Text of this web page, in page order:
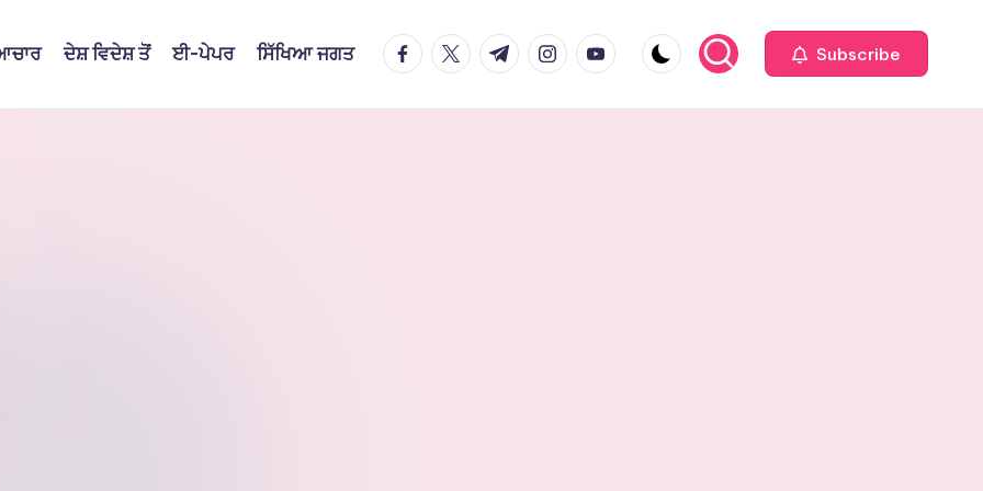
ਦੇਸ਼ ਵਿਦੇਸ਼ ਤੋਂ ਈ-ਪੇਪਰ ਸਿੱਖਿਆ ਜਗਤ facebook.com
twitter.com
t.me instagram.com
youtube.com Subscribe